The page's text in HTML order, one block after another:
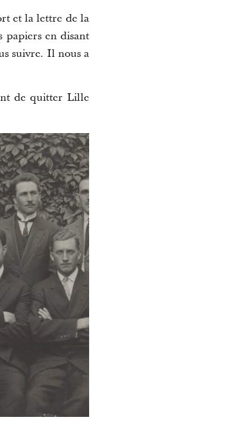
et la lettre de la
en disant
suivre. Il nous a
de quitter Lille